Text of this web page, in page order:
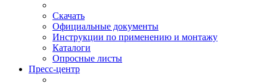
Скачать
Официальные документы
Инструкции по применению и монтажу
Каталоги
Опросные листы
Пресс-центр